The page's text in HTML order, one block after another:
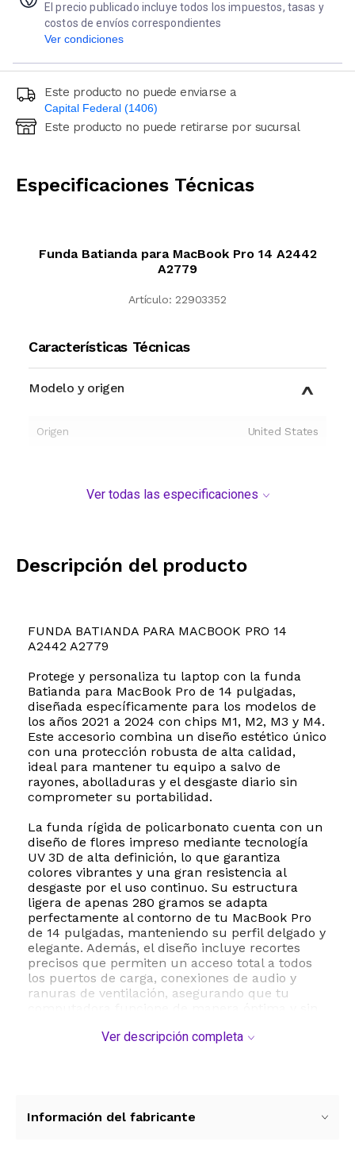
El precio publicado incluye todos los impuestos, tasas y
costos de envíos correspondientes
Ver condiciones
Este producto no puede enviarse a
Capital Federal (1406)
Ingresá código postal (sólo números)
Este producto no puede retirarse por sucursal
Especificaciones Técnicas
Funda Batianda para MacBook Pro 14 A2442
A2779
Artículo: 22903352
Características Técnicas
Modelo y origen
Origen United States
Ver todas las especificaciones
Descripción del producto
FUNDA BATIANDA PARA MACBOOK PRO 14
A2442 A2779
Protege y personaliza tu laptop con la funda
Batianda para MacBook Pro de 14 pulgadas,
diseñada específicamente para los modelos de
los años 2021 a 2024 con chips M1, M2, M3 y M4.
Este accesorio combina un diseño estético único
con una protección robusta de alta calidad,
ideal para mantener tu equipo a salvo de
rayones, abolladuras y el desgaste diario sin
comprometer su portabilidad.
La funda rígida de policarbonato cuenta con un
diseño de flores impreso mediante tecnología
UV 3D de alta definición, lo que garantiza
colores vibrantes y una gran resistencia al
desgaste por el uso continuo. Su estructura
ligera de apenas 280 gramos se adapta
perfectamente al contorno de tu MacBook Pro
de 14 pulgadas, manteniendo su perfil delgado y
elegante. Además, el diseño incluye recortes
precisos que permiten un acceso total a todos
los puertos de carga, conexiones de audio y
ranuras de ventilación, asegurando que tu
ultra delgada para evitar la acumulación de
Ver descripción completa
Información del fabricante